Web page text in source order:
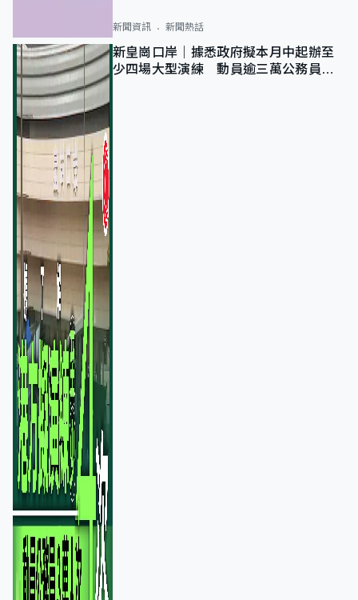
新聞資訊 新聞熱話
新皇崗口岸｜據悉政府擬本月中起辦至
少四場大型演練 動員逾三萬公務員人